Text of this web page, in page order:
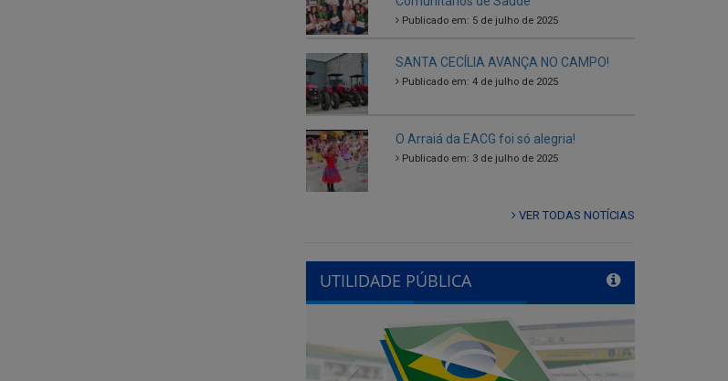
O Arraiá da EACG foi só alegria!
Publicado em: 3 de julho de 2025
VER TODAS NOTÍCIAS
Previous Next